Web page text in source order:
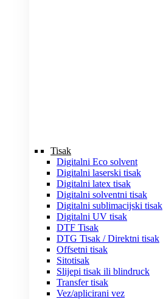
Tisak
Digitalni Eco solvent
Digitalni laserski tisak
Digitalni latex tisak
Digitalni solventni tisak
Digitalni sublimacijski tisak
Digitalni UV tisak
DTF Tisak
DTG Tisak / Direktni tisak
Offsetni tisak
Sitotisak
Slijepi tisak ili blindruck
Transfer tisak
Vez/aplicirani vez